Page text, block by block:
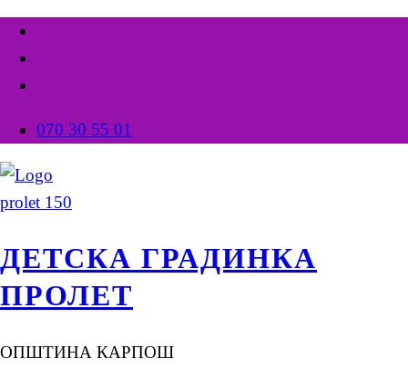
070 30 55 01
ДЕТСКА ГРАДИНКА
ПРОЛЕТ
ОПШТИНА КАРПОШ